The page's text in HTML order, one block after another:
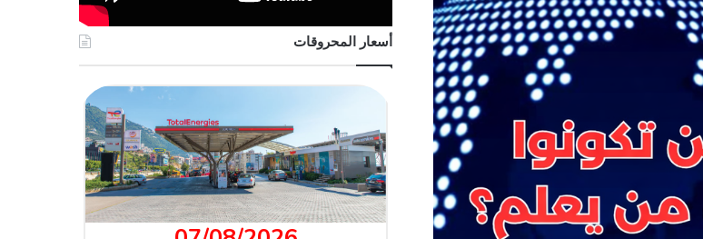
أسعار المحروقات